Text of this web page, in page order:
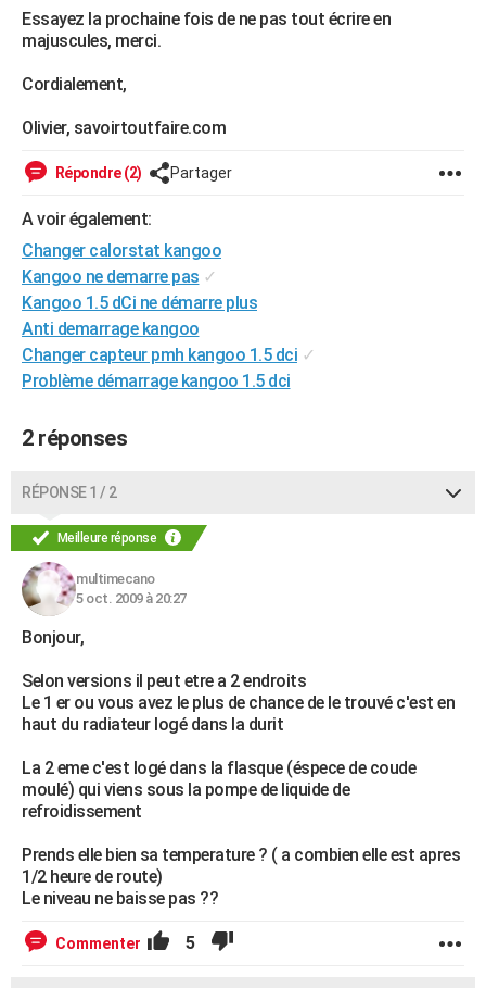
Alimentation
Guide de la santé
Maladies
Médicaments
Sommeil
VOYAGE
PHOTO
GUIDES D'ACHAT
BONS PLANS
Carte de Noël
Carte Bonne année
Carte Saint-Valentin
Carte Pâques
Carte d'anniversaire
DICTIONNAIRE
Dictionnaire
Biographies
Citations
Expressions
Proverbes
PROGRAMME TV
COPAINS D'AVANT
S'inscrire
Se connecter
Lycées
Collèges
Primaires
Universités
Entreprises
Service militaire
Avis de recherche
AVIS DE DÉCÈS
FORUM
Essayez la prochaine fois de ne pas tout écrire en
majuscules, merci.
Cordialement,
Olivier, savoirtoutfaire.com
Répondre (2) Partager
A voir également:
Changer calorstat kangoo
Kangoo ne demarre pas ✓
Kangoo 1.5 dCi ne démarre plus
Anti demarrage kangoo
Changer capteur pmh kangoo 1.5 dci ✓
Problème démarrage kangoo 1.5 dci
2 réponses
RÉPONSE 1 / 2
Meilleure réponse
multimecano
5 oct. 2009 à 20:27
Bonjour,
Selon versions il peut etre a 2 endroits
Le 1 er ou vous avez le plus de chance de le trouvé c'est en
haut du radiateur logé dans la durit
La 2 eme c'est logé dans la flasque (éspece de coude
moulé) qui viens sous la pompe de liquide de
refroidissement
Prends elle bien sa temperature ? ( a combien elle est apres
1/2 heure de route)
Le niveau ne baisse pas ??
Commenter 5